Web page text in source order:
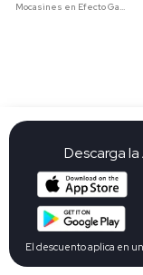
Mocasines en Efecto Gamuzado Para Mujer
Descarga
El descuento aplica en